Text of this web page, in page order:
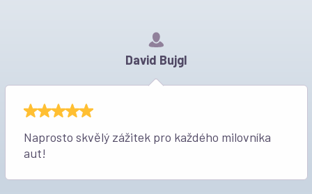
David Bujgl
Naprosto skvělý zážitek pro každého milovníka
aut!